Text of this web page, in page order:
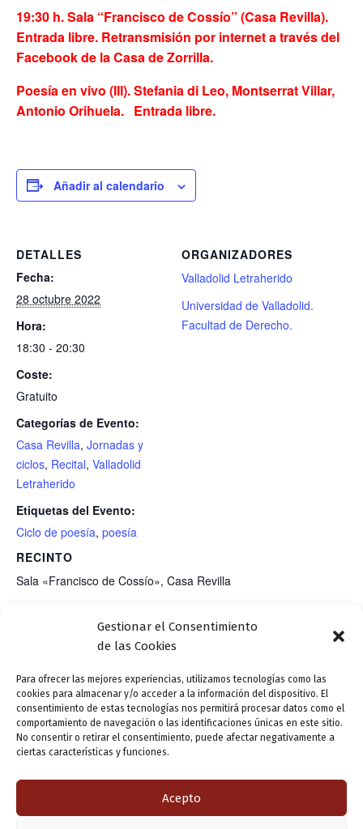
Gestionar el Consentimiento
de las Cookies
Para ofrecer las mejores experiencias, utilizamos tecnologías como las
cookies para almacenar y/o acceder a la información del dispositivo. El
consentimiento de estas tecnologías nos permitirá procesar datos como el
comportamiento de navegación o las identificaciones únicas en este sitio.
No consentir o retirar el consentimiento, puede afectar negativamente a
ciertas características y funciones.
Acepto
19:30 h. Sala “Francisco de Cossío” (Casa Revilla).
Entrada libre. Retransmisión por internet a través del
Facebook de la Casa de Zorrilla.
Poesía en vivo (III). Stefania di Leo, Montserrat Villar,
Antonio Orihuela. Entrada libre.
Añadir al calendario
DETALLES
Fecha:
28 octubre 2022
Hora:
18:30 - 20:30
Coste:
Gratuito
Categorías de Evento:
Casa Revilla, Jornadas y
ciclos, Recital, Valladolid
Letraherido
Etiquetas del Evento:
Ciclo de poesía, poesía
RECINTO
Sala «Francisco de Cossío», Casa Revilla
+ Google Map
ORGANIZADORES
Valladolid Letraherido
Universidad de Valladolid.
Facultad de Derecho.
V Jornadas de Poesía en Valladolid:
«A hombros de gigantes. Poesía y
desmemoria». Jornada «Derecho y
Conferencia: «El perdón
general de Carlos V a los
Comuneros», a cargo de